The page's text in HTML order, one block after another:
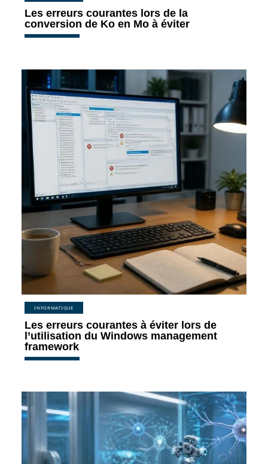
Les erreurs courantes lors de la
conversion de Ko en Mo à éviter
INFORMATIQUE
Les erreurs courantes à éviter lors de
l’utilisation du Windows management
framework